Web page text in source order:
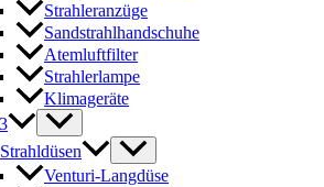
Strahleranzüge
Sandstrahlhandschuhe
Atemluftfilter
Strahlerlampe
Klimageräte
Strahldüsen
Venturi-Langdüse